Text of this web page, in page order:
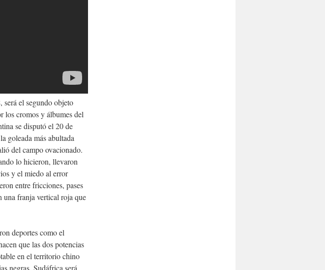
el segundo objeto
los cromos y álbumes del
se disputó el 20 de
goleada más abultada
del campo ovacionado.
lo hicieron, llevaron
y el miedo al error
entre fricciones, pases
una franja vertical roja que
deportes como el
que las dos potencias
en el territorio chino
negras. Sudáfrica será